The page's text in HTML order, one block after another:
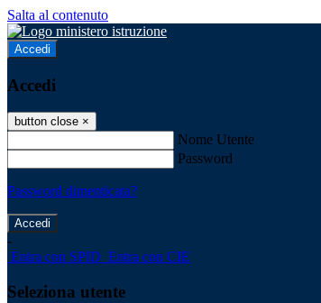
Salta al contenuto
Accedi
Accedi
button close ×
Nome Utente
Password
Password dimenticata?
-
Entra con SPID Entra con CIE
Seleziona utente